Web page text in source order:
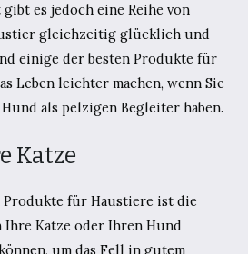
es jedoch eine Reihe von
gleichzeitig glücklich und
einige der besten Produkte für
Leben leichter machen, wenn Sie
als pelzigen Begleiter haben.
Katze
für Haustiere ist die
Ihre Katze oder Ihren Hund
um das Fell in gutem